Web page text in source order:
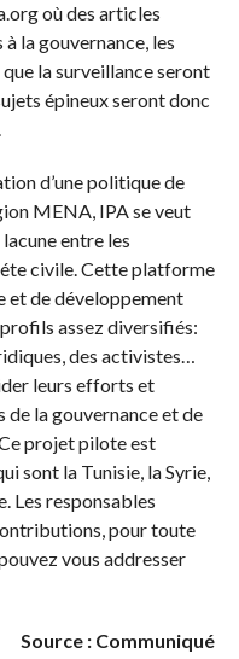
où des articles
la gouvernance, les
la surveillance seront
épineux seront donc
d’une politique de
MENA, IPA se veut
entre les
civile. Cette platforme
et de développement
assez diversifiés:
des activistes…
leurs efforts et
de la gouvernance et de
projet pilote est
sont la Tunisie, la Syrie,
Les responsables
pour toute
vous addresser
Source : Communiqué